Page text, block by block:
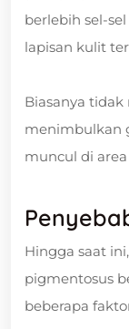
berlebih sel-
lapisan kulit
Biasanya
menimbulkan
muncul di
Hingga saat
pigmentosus
beberapa